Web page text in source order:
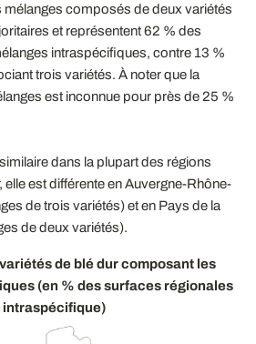
mélanges composés de deux variétés
et représentent 62 % des
intraspécifiques, contre 13 %
trois variétés. À noter que la
est inconnue pour près de 25 %
dans la plupart des régions
est différente en Auvergne-Rhône-
de trois variétés) et en Pays de la
de deux variétés).
de blé dur composant les
(en % des surfaces régionales
intraspécifique)